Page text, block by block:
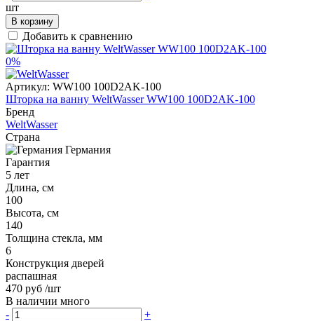
шт
В корзину
Добавить к сравнению
0%
Артикул: WW100 100D2AK-100
Шторка на ванну WeltWasser WW100 100D2AK-100
Бренд
WeltWasser
Страна
Германия
Гарантия
5 лет
Длина, см
100
Высота, см
140
Толщина стекла, мм
6
Конструкция дверей
распашная
470 руб /шт
В наличии много
-
+